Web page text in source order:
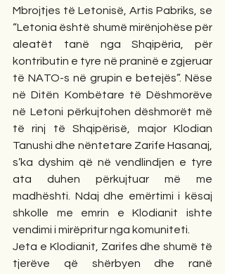
Mbrojtjes të Letonisë, Artis Pabriks, se
“Letonia është shumë mirënjohëse për
aleatët tanë nga Shqipëria, për
kontributin e tyre në praninë e zgjeruar
të NATO-s në grupin e betejës”. Nëse
në Ditën Kombëtare të Dëshmorëve
në Letoni përkujtohen dëshmorët më
të rinj të Shqipërisë, major Klodian
Tanushi dhe nëntetare Zarife Hasanaj,
s’ka dyshim që në vendlindjen e tyre
ata duhen përkujtuar më me
madhështi. Ndaj dhe emërtimi i kësaj
shkolle me emrin e Klodianit ishte
vendimi i mirëpritur nga komuniteti.
Jeta e Klodianit, Zarifes dhe shumë të
tjerëve që shërbyen dhe ranë